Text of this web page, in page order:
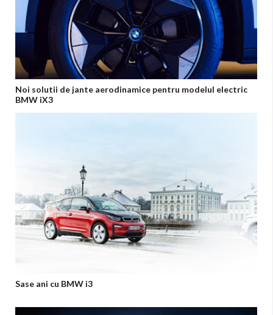
Noi solutii de jante aerodinamice pentru modelul electric
BMW iX3
Sase ani cu BMW i3